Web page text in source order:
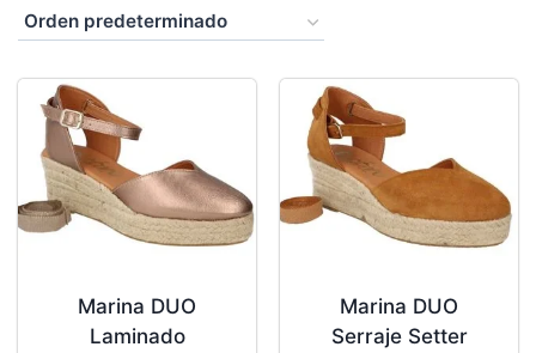
Marina DUO
Laminado
Marina DUO
Serraje Setter